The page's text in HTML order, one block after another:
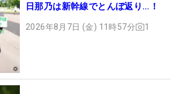
日那乃は新幹線でとんぼ返り…！
2026年8月7日 (金) 11時57分 1